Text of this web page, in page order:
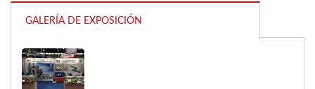
GALERÍA DE EXPOSICIÓN